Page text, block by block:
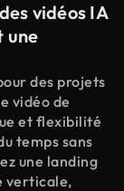
vidéos IA
une
des projets
vidéo de
et flexibilité
temps sans
une landing
verticale,